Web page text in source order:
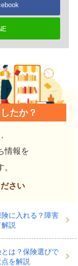
たか？
情報を
さい
に入れる？障害
説
は？保険選びで
を解説